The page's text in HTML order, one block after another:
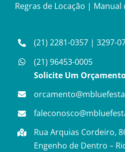
Regras de Locação | Manual
(21) 2281-0357 |3297-
(21) 96453-0005
Solicite Um
Rua Arquias Cordeiro,
Engenho de Dentro –